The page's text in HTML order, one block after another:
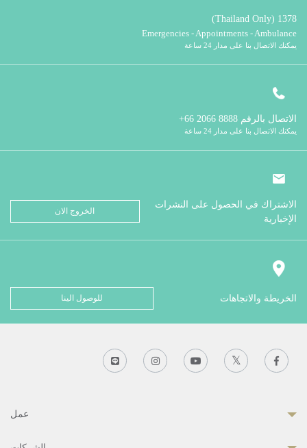
1378 (Thailand Only)
Emergencies - Appointments - Ambulance
يمكنك الاتصال بنا على مدار 24 ساعة
الاتصال بالرقم
يمكنك الاتصال بنا على مدار 24 ساعة
الاشتراك في الحصول على النشرات
الإخبارية
الخروج الان
الخريطة والاتجاهات للوصول الينا
عمل